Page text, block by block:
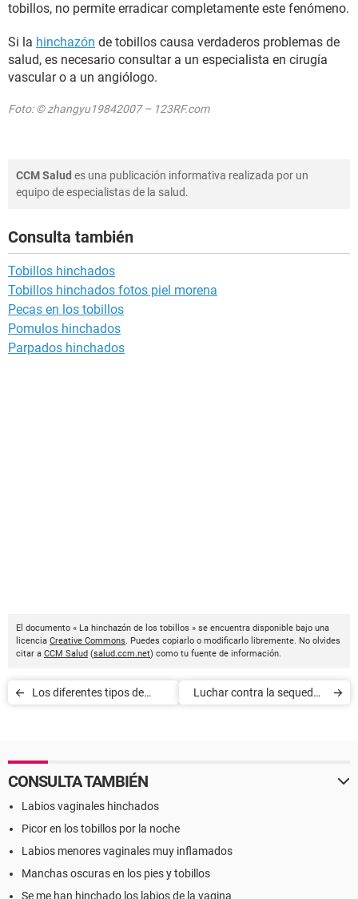
tobillos, no permite erradicar completamente este fenómeno.
Si la hinchazón de tobillos causa verdaderos problemas de
salud, es necesario consultar a un especialista en cirugía
vascular o a un angiólogo.
Foto: © zhangyu19842007 – 123RF.com
CCM Salud es una publicación informativa realizada por un
equipo de especialistas de la salud.
Consulta también
Tobillos hinchados
Tobillos hinchados fotos piel morena
Pecas en los tobillos
Pomulos hinchados
Parpados hinchados
El documento « La hinchazón de los tobillos » se encuentra disponible bajo una
licencia Creative Commons. Puedes copiarlo o modificarlo libremente. No olvides
citar a CCM Salud (salud.ccm.net) como tu fuente de información.
Los diferentes tipos de
Luchar contra la sequedad
CONSULTA TAMBIÉN
Labios vaginales hinchados
Picor en los tobillos por la noche
Labios menores vaginales muy inflamados
Manchas oscuras en los pies y tobillos
Se me han hinchado los labios de la vagina